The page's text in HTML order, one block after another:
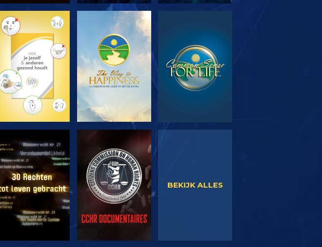
VERKEN DE SERIE VERKEN DE SERIE
KIJK KIJK
BEKIJK ALLES